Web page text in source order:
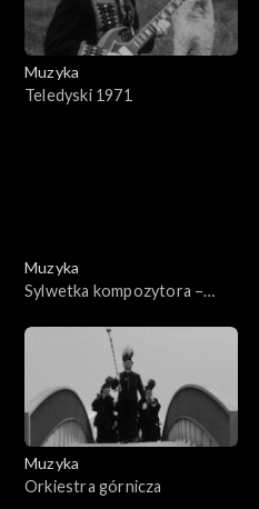
Muzyka
Teledyski 1971
Muzyka
Sylwetka kompozytora –
Muzyka
Orkiestra górnicza